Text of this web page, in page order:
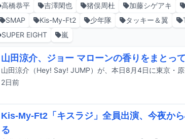
高橋恭平 吉澤閑也 猪俣周杜 加藤シゲアキ
SMAP Kis-My-Ft2 少年隊 タッキー＆翼
SUPER EIGHT 嵐
山田涼介、ジョー マローンの香りをまとっ
2日前
Kis-My-Ft2「キスラジ」全員出演、今夜か
る